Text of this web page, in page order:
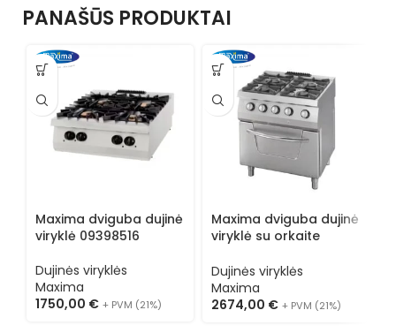
PANAŠŪS PRODUKTAI
Maxima dviguba dujinė
viryklė 09398516
Dujinės viryklės
Maxima
1750,00 € + PVM (21%)
Maxima dviguba dujinė
viryklė su orkaite
Dujinės viryklės
Maxima
2674,00 € + PVM (21%)